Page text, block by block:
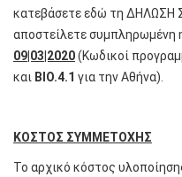
κατεβάσετε εδώ τη ΔΗΛΩΣΗ
αποστείλετε συμπληρωμένη
09|03|2020(Κωδικοί
και ΒΙΟ.4.1 για την Αθήνα).
ΚΟΣΤΟΣ ΣΥΜΜΕΤΟΧΗΣ
To αρχικό κόστος